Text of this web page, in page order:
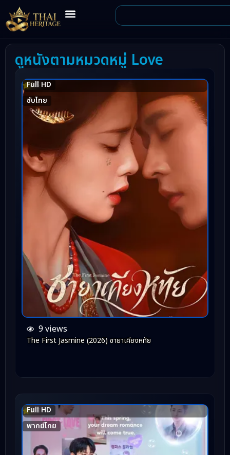
ดูหนังตามหมวดหมู่ Love
Full HD
ซับไทย
8.5
9 views
The First Jasmine (2026) ชายาเคียงหทัย
Full HD
พากย์ไทย
7.3